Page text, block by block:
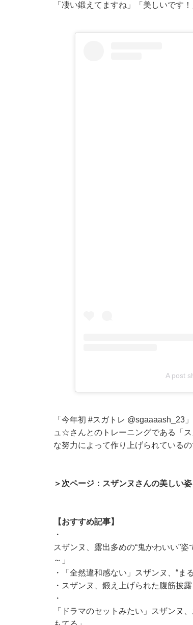
「凄い鍛えてますね」「美しいです
A post
「今年初 #スガトレ @sgaaaash_23
ュ☆さんとのトレーニングである「
な努力によって作り上げられている
＞次ページ：スザンヌさんの美しい
【おすすめ記事】
・
スザンヌ、露出多めの“鬼かわいい”
～」
・
「全然違和感ない」スザンヌ、“
・ スザンヌ、鍛え上げられた腹筋披
・
「ドラマのセットみたい」スザンヌ